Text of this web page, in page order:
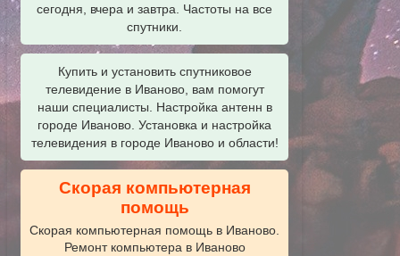
сегодня, вчера и завтра. Частоты на все
спутники.
Купить и установить спутниковое
телевидение в Иваново, вам помогут
наши специалисты. Настройка антенн в
городе Иваново. Установка и настройка
телевидения в городе Иваново и области!
Скорая компьютерная
помощь
Скорая компьютерная помощь в Иваново.
Ремонт компьютера в Иваново